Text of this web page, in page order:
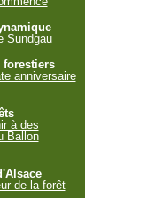
Sundgau
anniversaire
à des
Ballon
de la forêt